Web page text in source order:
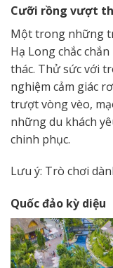
Cưỡi rồng vượt
Một trong những
Hạ Long chắc
thác. Thử sức với
nghiệm cảm giác
trượt vòng vèo,
những du khách
chinh phục.
Lưu ý: Trò chơi
Quốc đảo kỳ diệu